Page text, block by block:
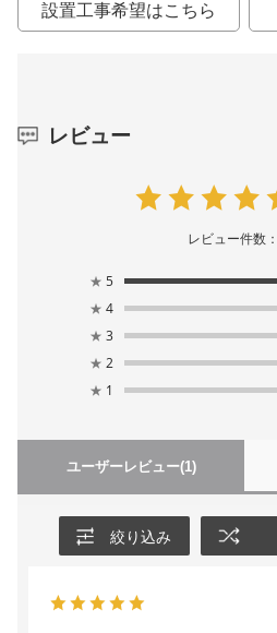
設置工事希望はこちら
レビュー
レビュー件数：
★ 5
★ 4
★ 3
★ 2
★ 1
ユーザーレビュー(1)
絞り込み